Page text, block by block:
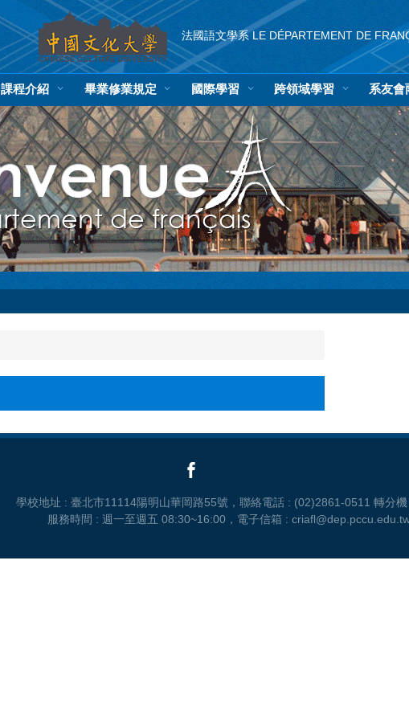
法國語文學系 LE DÉPARTEMENT DE
回首頁
課程介紹 畢業修業規定 國際學習 跨領域學習 系友會
學校地址 : 臺北市11114陽明山華岡路55號，聯絡電話 : (02)2861-0511 轉分
服務時間 : 週一至週五 08:30~16:00，電子信箱 :